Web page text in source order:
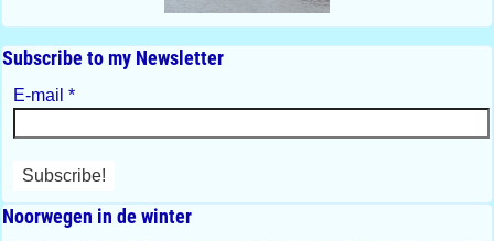
Subscribe to my Newsletter
E-mail *
Noorwegen in de winter